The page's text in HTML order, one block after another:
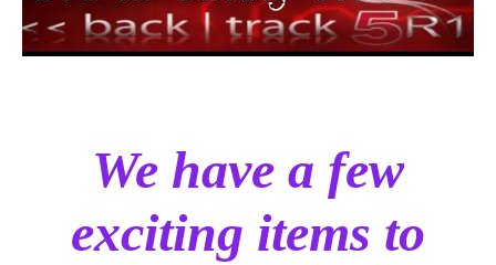
We have a few
exciting items to